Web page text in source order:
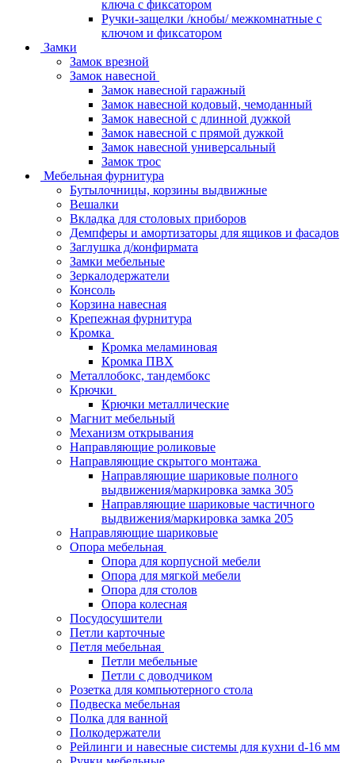
ключа с фиксатором
Ручки-защелки /кнобы/ межкомнатные с
ключом и фиксатором
Замки
Замок врезной
Замок навесной
Замок навесной гаражный
Замок навесной кодовый, чемоданный
Замок навесной с длинной дужкой
Замок навесной с прямой дужкой
Замок навесной универсальный
Замок трос
Мебельная фурнитура
Бутылочницы, корзины выдвижные
Вешалки
Вкладка для столовых приборов
Демпферы и амортизаторы для ящиков и фасадов
Заглушка д/конфирмата
Замки мебельные
Зеркалодержатели
Консоль
Корзина навесная
Крепежная фурнитура
Кромка
Кромка меламиновая
Кромка ПВХ
Металлобокс, тандембокс
Крючки
Крючки металлические
Магнит мебельный
Механизм открывания
Направляющие роликовые
Направляющие скрытого монтажа
Направляющие шариковые полного
выдвижения/маркировка замка 305
Направляющие шариковые частичного
выдвижения/маркировка замка 205
Направляющие шариковые
Опора мебельная
Опора для корпусной мебели
Опора для мягкой мебели
Опора для столов
Опора колесная
Посудосушители
Петли карточные
Петля мебельная
Петли мебельные
Петли с доводчиком
Розетка для компьютерного стола
Подвеска мебельная
Полка для ванной
Полкодержатели
Рейлинги и навесные системы для кухни d-16 мм